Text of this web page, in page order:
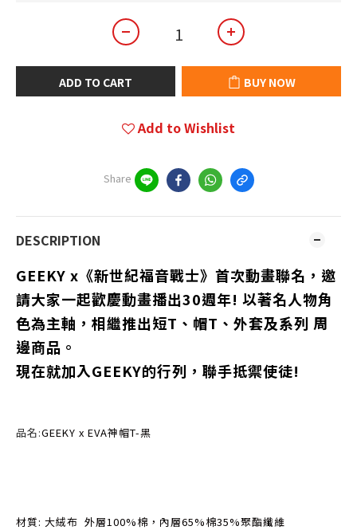
ADD TO CART BUY NOW
Add to Wishlist
Share
DESCRIPTION
GEEKY x《新世紀福音戰士》首次動畫聯名，邀
請大家一起歡慶動畫播出30週年! 以著名人物角
色為主軸，相繼推出短T、帽T、外套及系列 周
邊商品。
現在就加入GEEKY的行列，聯手抵禦使徒!
品名:GEEKY x EVA神帽T-黑
材質: 大絨布 外層100%棉，內層65%棉35%聚酯纖維